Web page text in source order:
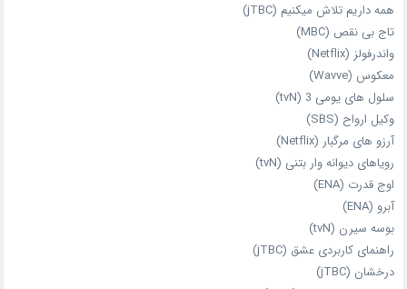
همه داریم تلاش میکنیم (jTBC)
تاج بی‌ نقص (MBC)
واندرفولز (Netflix)
معکوس (Wavve)
سلول های یومی 3 (tvN)
وکیل ارواح (SBS)
آرزو های مرگبار (Netflix)
رویاهای دیوانه‌ وار بتنی (tvN)
اوج قدرت (ENA)
آبرو (ENA)
بوسه سیرن (tvN)
راهنمای کاربردی عشق (jTBC)
درخشان (jTBC)